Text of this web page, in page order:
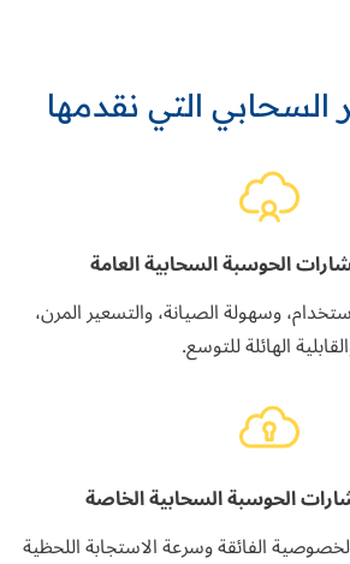
التي نقدمها
الحوسبة السحابية العامة
وسهولة الصيانة، والتسعير المرن،
الهائلة للتوسع.
الحوسبة السحابية الخاصة
الفائقة وسرعة الاستجابة اللحظية